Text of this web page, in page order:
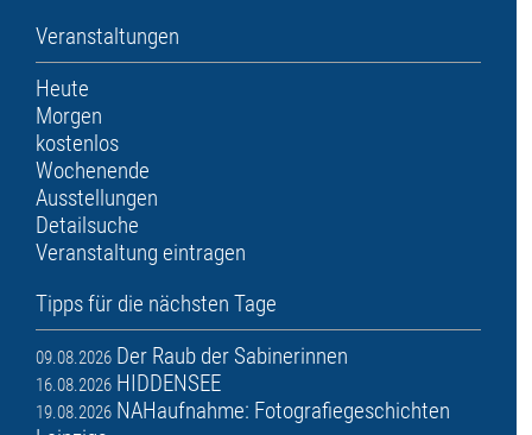
Veranstaltungen
Heute
Morgen
kostenlos
Wochenende
Ausstellungen
Detailsuche
Veranstaltung eintragen
Tipps für die nächsten Tage
09.08.2026 Der Raub der Sabinerinnen
16.08.2026 HIDDENSEE
19.08.2026 NAHaufnahme: Fotografiegeschichten